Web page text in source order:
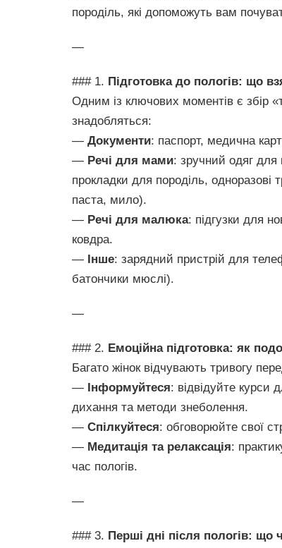
породіль, які допоможуть вам
—
### 1. Підготовка до пологів: що
Одним із ключових моментів є збір
знадобляться:
— Документи: паспорт, медична
— Речі для мами: зручний одяг для
прокладки для породіль, одноразові
паста, мило).
— Речі для малюка: підгузки для
ковдра.
— Інше: зарядний пристрій для
батончики мюслі).
—
### 2. Емоційна підготовка: як
Багато жінок відчувають тривогу
— Інформуйтеся: відвідуйте курси
дихання та методи знеболення.
— Спілкуйтеся: обговорюйте свої
— Медитація та релаксація:
час пологів.
—
### 3. Перші дні після пологів: що